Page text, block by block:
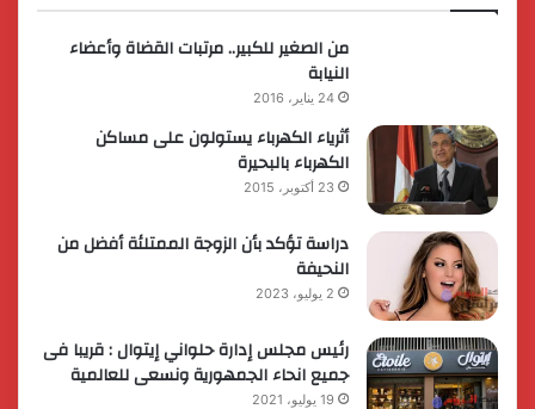
من الصغير للكبير.. مرتبات القضاة وأعضاء
النيابة
24 يناير، 2016
أثرياء الكهرباء يستولون على مساكن
الكهرباء بالبحيرة
23 أكتوبر، 2015
دراسة تؤكد بأن الزوجة الممتلئة أفضل من
النحيفة
2 يوليو، 2023
رئيس مجلس إدارة حلواني إيتوال : قريبا فى
جميع انحاء الجمهورية ونسعى للعالمية
19 يوليو، 2021